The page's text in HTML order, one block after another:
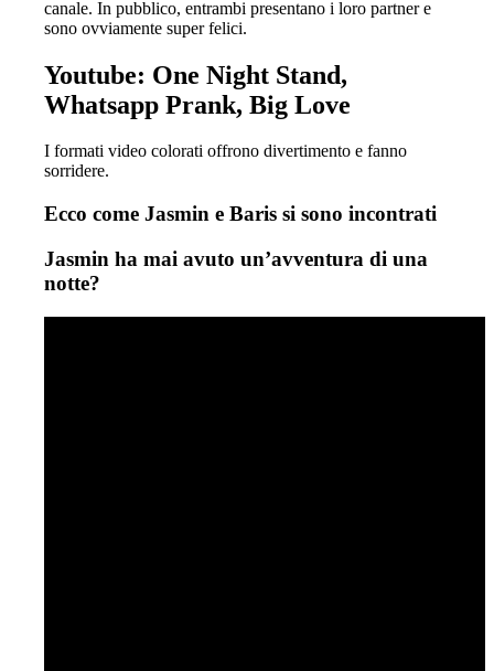
canale. In pubblico, entrambi presentano i loro partner e
sono ovviamente super felici.
Youtube: One Night Stand,
Whatsapp Prank, Big Love
I formati video colorati offrono divertimento e fanno
sorridere.
Ecco come Jasmin e Baris si sono incontrati
Jasmin ha mai avuto un’avventura di una
notte?